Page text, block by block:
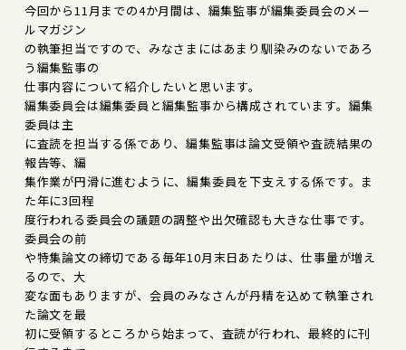
今回から11月までの4か月間は、編集監事が編集委員会のメー
ルマガジン
の執筆担当ですので、みなさまにはあまり馴染みのないであろ
う編集監事の
仕事内容について紹介したいと思います。
編集委員会は編集委員と編集監事から構成されています。編集
委員は主
に査読を担当する係であり、編集監事は論文受領や査読結果の
報告等、編
集作業が円滑に進むように、編集委員を下支えする係です。ま
た年に3回程
度行われる委員会の議題の調整や出欠確認も大きな仕事です。
委員会の前
や特集論文の締切である毎年10月末日あたりは、仕事量が増え
るので、大
変な面もありますが、会員のみなさんが丹精を込めて執筆され
た論文を最
初に受領するところから始まって、査読が行われ、最終的に刊